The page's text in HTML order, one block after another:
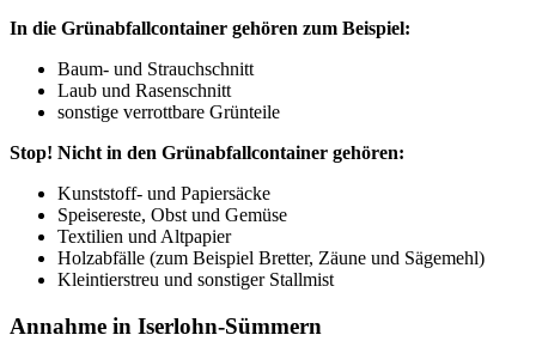
In die Grünabfallcontainer gehören zum Beispiel:
Baum- und Strauchschnitt
Laub und Rasenschnitt
sonstige verrottbare Grünteile
Stop! Nicht in den Grünabfallcontainer gehören:
Kunststoff- und Papiersäcke
Speisereste, Obst und Gemüse
Textilien und Altpapier
Holzabfälle (zum Beispiel Bretter, Zäune und Sägemehl)
Kleintierstreu und sonstiger Stallmist
Annahme in Iserlohn-Sümmern